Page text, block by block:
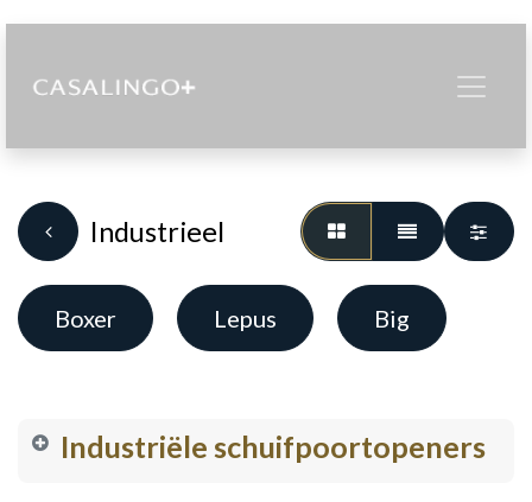
Industrieel
Boxer Lepus Big
Industriële schuifpoortopeners